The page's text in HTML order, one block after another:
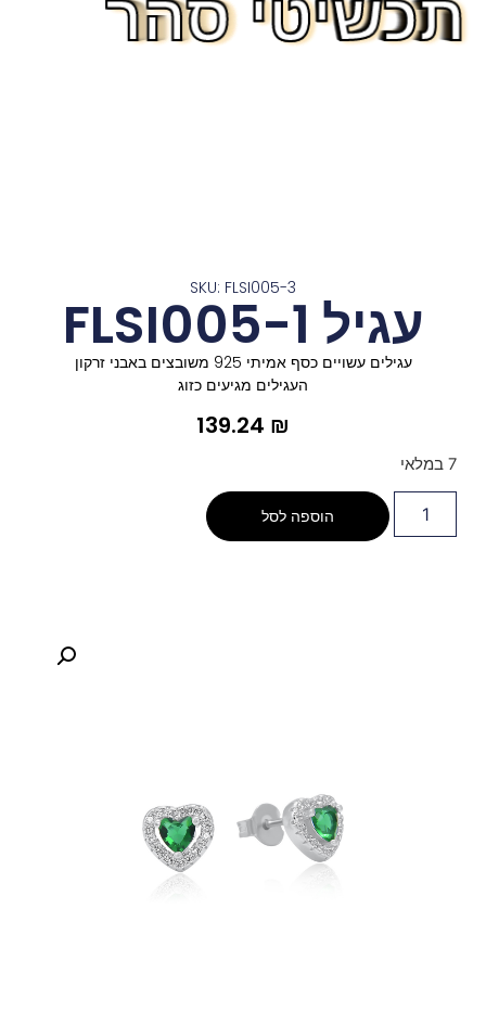
תכשיטי סהר
תכשיטי סהר
תכשיטי סהר
תכשיטי סהר
תכשיטי סהר
תכשיטי סהר
תכשיטי סהר
תכשיטי סהר
תכשיטי סהר
תכשיטי סהר
תכשיטי סהר
תכשיטי סהר
תכשיטי סהר
SKU: FLSI005-3
עגיל FLSI005-1
עגילים עשויים כסף אמיתי 925 משובצים באבני זרקון
העגילים מגיעים כזוג
139.24 ₪
7 במלאי
הוספה לסל